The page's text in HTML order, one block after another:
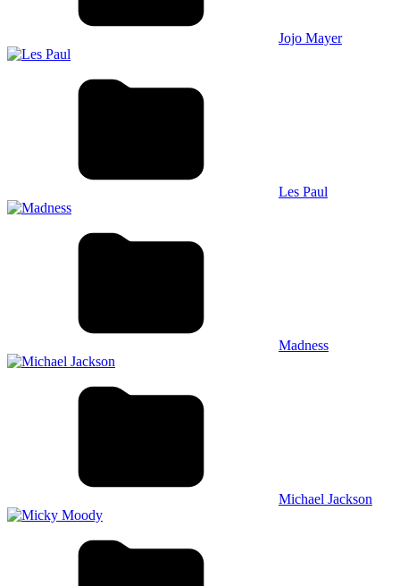
Jojo Mayer
Les Paul
Madness
Michael Jackson